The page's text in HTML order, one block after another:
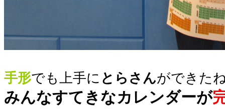
手形でも上手に とらさんができた
みんなすてきなカレンダーが